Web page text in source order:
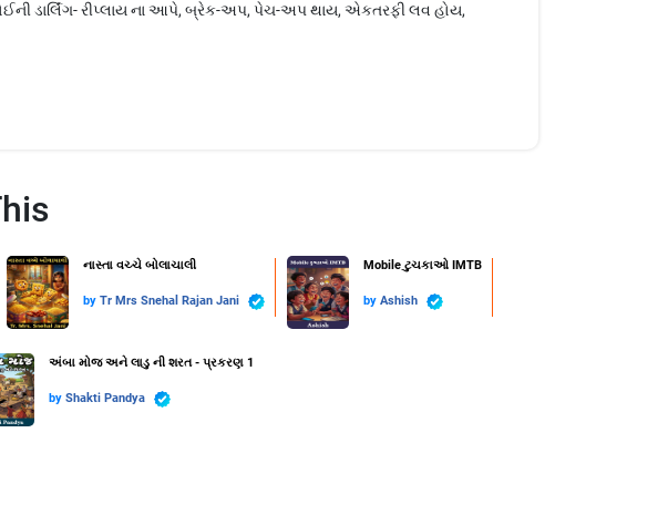
ડાર્લિંગ- રીપ્લાય ના આપે, બ્રેક-અપ, પેચ-અપ થાય, એકતરફી લવ હોય,
નાસ્તા વચ્ચે બોલાચાલી
by Tr Mrs Snehal Rajan Jani
Mobile ટુચકાઓ IMTB
by Ashish
અંબા મોજ અને લાડુ ની શરત - પ્રકરણ 1
by Shakti Pandya